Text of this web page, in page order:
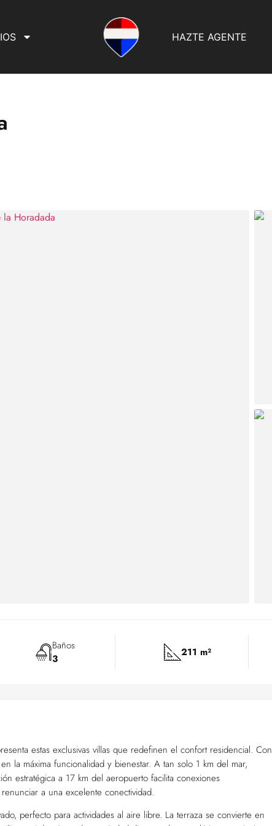
HAZTE AGENTE
Baños
3
211 m²
estas exclusivas villas que redefinen el confort residencial. Con
la máxima funcionalidad y bienestar. A tan solo 1 km del mar,
estratégica a 17 km del aeropuerto facilita conexiones
a una excelente conectividad.
perfecto para actividades al aire libre. La terraza se convierte en